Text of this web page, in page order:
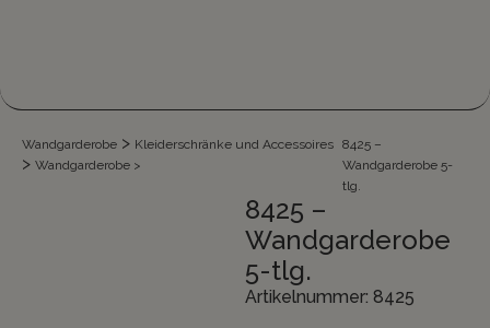
Wandgarderobe > Kleiderschränke und Accessoires
> Wandgarderobe >
8425 –
Wandgarderobe 5-
tlg.
8425 –
Wandgarderobe
5-tlg.
Artikelnummer: 8425